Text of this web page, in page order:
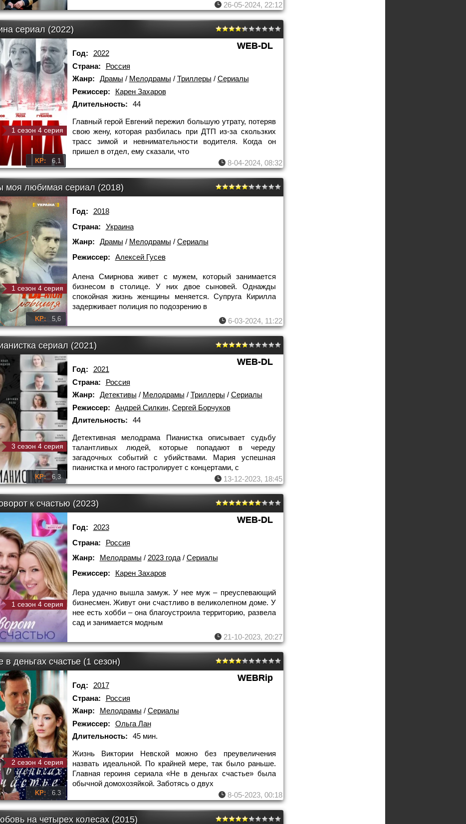
26-05-2024, 22:12
сериал (2022)
1 сезон 4 серия
KP: 6,1
WEB-DL
Год:
2022
Страна:
Россия
Жанр:
Драмы / Мелодрамы / Триллеры / Сериалы
Режиссер:
Карен Захаров
Длительность:
44
Главный герой Евгений пережил большую утрату, потеряв
свою жену, которая разбилась при ДТП из-за скользких
трасс зимой и невнимательности водителя. Когда он
пришел в отдел, ему сказали, что
8-04-2024, 08:32
моя любимая сериал (2018)
1 сезон 4 серия
KP: 5,6
Год:
2018
Страна:
Украина
Жанр:
Драмы / Мелодрамы / Сериалы
Режиссер:
Алексей Гусев
Алена Смирнова живет с мужем, который занимается
бизнесом в столице. У них двое сыновей. Однажды
спокойная жизнь женщины меняется. Супруга Кирилла
задерживает полиция по подозрению в
6-03-2024, 11:22
сериал (2021)
3 сезон 4 серия
KP: 6,3
WEB-DL
Год:
2021
Страна:
Россия
Жанр:
Детективы / Мелодрамы / Триллеры / Сериалы
Режиссер:
Андрей Силкин, Сергей Борчуков
Длительность:
44
Детективная мелодрама Пианистка описывает судьбу
талантливых людей, которые попадают в череду
загадочных событий с убийствами. Мария успешная
пианистка и много гастролирует с концертами, с
13-12-2023, 18:45
к счастью (2023)
1 сезон 4 серия
WEB-DL
Год:
2023
Страна:
Россия
Жанр:
Мелодрамы / 2023 года/ Сериалы
Режиссер:
Карен Захаров
Лера удачно вышла замуж. У нее муж – преуспевающий
бизнесмен. Живут они счастливо в великолепном доме. У
нее есть хобби – она благоустроила территорию, развела
сад и занимается модным
21-10-2023, 20:27
в деньгах счастье (1 сезон)
2 сезон 4 серия
KP: 6.3
WEBRip
Год:
2017
Страна:
Россия
Жанр:
Мелодрамы / Сериалы
Режиссер:
Ольга Лан
Длительность:
45 мин.
Жизнь Виктории Невской можно без преувеличения
назвать идеальной. По крайней мере, так было раньше.
Главная героиня сериала «Не в деньгах счастье» была
обычной домохозяйкой. Заботясь о двух
8-05-2023, 00:18
на четырех колесах (2015)